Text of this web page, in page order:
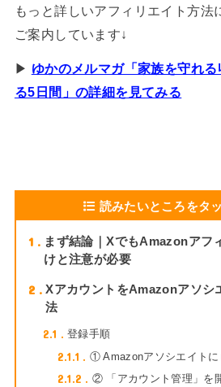
もっと詳しいアフィリエイト方法
ご案内しています↓
▶︎ ゆかのメルマガ「家族を守れ
る5日間」の詳細を見てみる
読みたいところをタ
1
まず結論｜XでもAmazonアフ
けと注意が必要
2
XアカウントをAmazonアソシ
法
2.1 登録手順
2.1.1 ① Amazonアソシエイトに
2.1.2 ② 「アカウント管理」を